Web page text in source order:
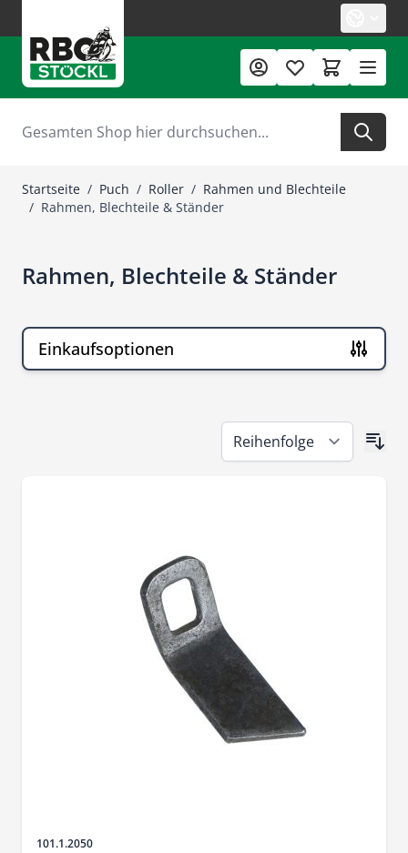
Suche
Startseite / Puch / Roller / Rahmen und Blechteile
/ Rahmen, Blechteile & Ständer
Rahmen, Blechteile & Ständer
Einkaufsoptionen
Artikelnr.
101.1.2050